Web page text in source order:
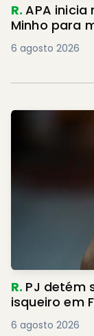
R.APA inicia
Minho para
6 agosto 2026
R. PJ detém
isqueiro em
6 agosto 2026